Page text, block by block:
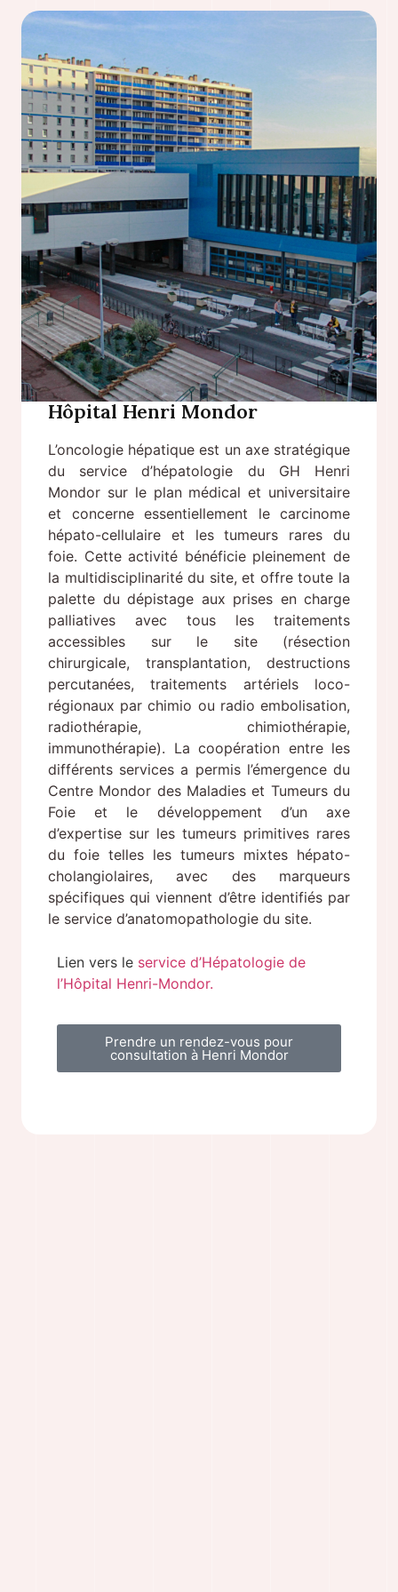
Hôpital Henri Mondor
L’oncologie hépatique est un axe stratégique
du service d’hépatologie du GH Henri
Mondor sur le plan médical et universitaire
et concerne essentiellement le carcinome
hépato-cellulaire et les tumeurs rares du
foie. Cette activité bénéficie pleinement de
la multidisciplinarité du site, et offre toute la
palette du dépistage aux prises en charge
palliatives avec tous les traitements
accessibles sur le site (résection
chirurgicale, transplantation, destructions
percutanées, traitements artériels loco-
régionaux par chimio ou radio embolisation,
radiothérapie, chimiothérapie,
immunothérapie). La coopération entre les
différents services a permis l’émergence du
Centre Mondor des Maladies et Tumeurs du
Foie et le développement d’un axe
d’expertise sur les tumeurs primitives rares
du foie telles les tumeurs mixtes hépato-
cholangiolaires, avec des marqueurs
spécifiques qui viennent d’être identifiés par
le service d’anatomopathologie du site.
Lien vers le service d’Hépatologie de
l’Hôpital Henri-Mondor.
Prendre un rendez-vous pour
consultation à Henri Mondor